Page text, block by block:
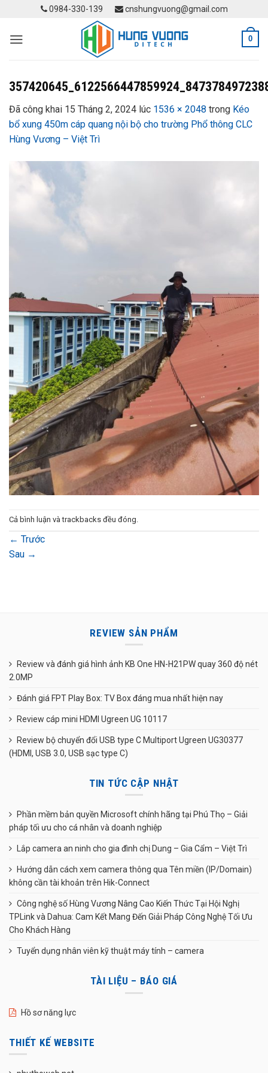
content
0984-330-139 cnshungvuong@gmail.com
0
Đã công khai 15 Tháng 2, 2024 lúc 1536 × 2048 trong Kéo
bổ xung 450m cáp quang nội bộ cho trường Phổ thông CLC
Hùng Vương – Việt Trì
Cả bình luận và trackbacks đều đóng.
← Trước
Sau →
REVIEW SẢN PHẨM
Review và đánh giá hình ảnh KB One HN-H21PW quay 360 độ nét
2.0MP
Đánh giá FPT Play Box: TV Box đáng mua nhất hiện nay
Review cáp mini HDMI Ugreen UG 10117
Review bộ chuyển đổi USB type C Multiport Ugreen UG30377
(HDMI, USB 3.0, USB sạc type C)
TIN TỨC CẬP NHẬT
Phần mềm bản quyền Microsoft chính hãng tại Phú Thọ – Giải
pháp tối ưu cho cá nhân và doanh nghiệp
Lắp camera an ninh cho gia đình chị Dung – Gia Cẩm – Việt Trì
Hướng dẫn cách xem camera thông qua Tên miền (IP/Domain)
không cần tài khoản trên Hik-Connect
Công nghệ số Hùng Vương Nâng Cao Kiến Thức Tại Hội Nghị
TPLink và Dahua: Cam Kết Mang Đến Giải Pháp Công Nghệ Tối Ưu
Cho Khách Hàng
Tuyển dụng nhân viên kỹ thuật máy tính – camera
TÀI LIỆU – BÁO GIÁ
Hồ sơ năng lực
THIẾT KẾ WEBSITE